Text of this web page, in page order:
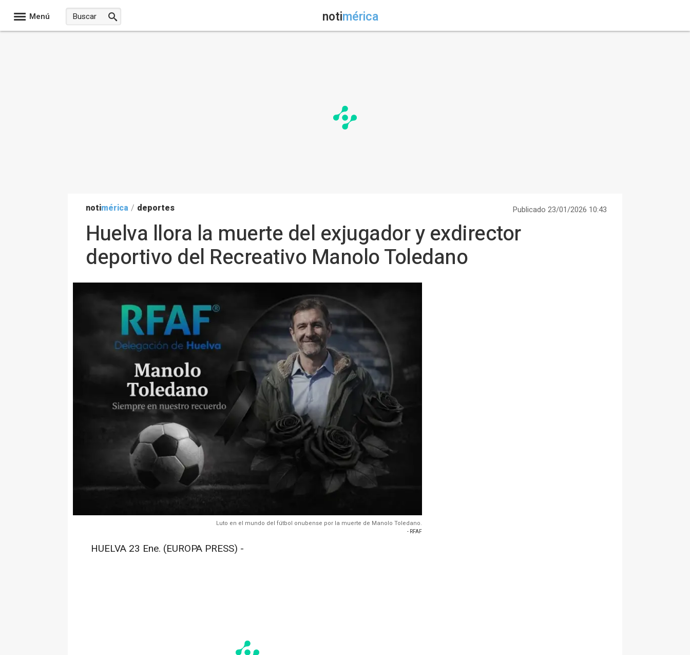
Menú notimérica
notimérica / deportes Publicado 23/01/2026 10:43
Huelva llora la muerte del exjugador y exdirector
deportivo del Recreativo Manolo Toledano
Luto en el mundo del fútbol onubense por la muerte de Manolo Toledano.
- RFAF
HUELVA 23 Ene. (EUROPA PRESS) -